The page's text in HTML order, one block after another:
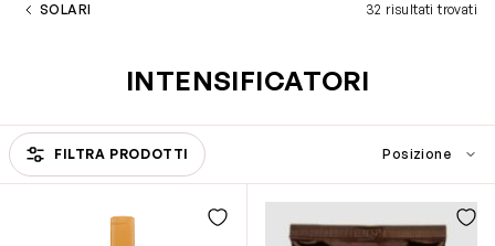
SOLARI 32 risultati trovati
INTENSIFICATORI
FILTRA PRODOTTI
Passa all'elenco prodotti